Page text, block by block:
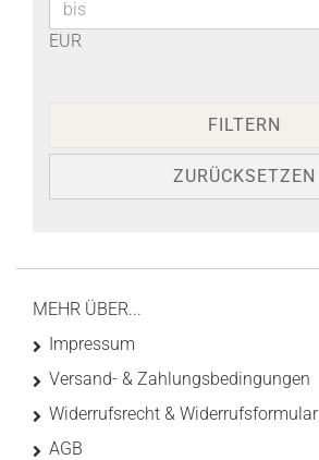
EUR
FILTERN
ZURÜCKSETZEN
MEHR ÜBER...
Impressum
Versand- & Zahlungsbedingungen
Widerrufsrecht & Widerrufsformular
AGB